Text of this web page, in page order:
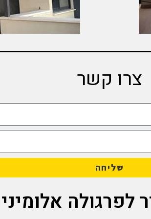
צרו קשר
שליחה
לפרגולה